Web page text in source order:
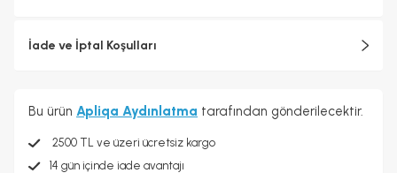
İade ve İptal Koşulları
Bu ürün Apliqa Aydınlatma tarafından gönderilecektir.
2500 TL ve üzeri ücretsiz kargo
14 gün içinde iade avantajı